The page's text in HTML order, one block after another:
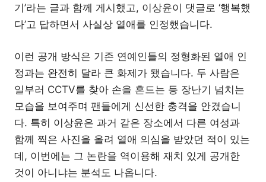
기’라는 글과 함께 게시했고, 이상윤이 댓글로 ‘행복했
다’고 답하면서 사실상 열애를 인정했습니다.
이런 공개 방식은 기존 연예인들의 정형화된 열애 인
정과는 완전히 달라 큰 화제가 됐습니다. 두 사람은
일부러 CCTV를 찾아 손을 흔드는 등 장난기 넘치는
모습을 보여주며 팬들에게 신선한 충격을 안겼습니
다. 특히 이상윤은 과거 같은 장소에서 다른 여성과
함께 찍은 사진을 올려 열애 의심을 받았던 적이 있는
데, 이번에는 그 논란을 역이용해 재치 있게 공개한
것이 아니냐는 분석도 나옵니다.